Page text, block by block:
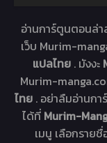
อ่านการ์ตูนตอนล่า
เว็บ Murim-
แปลไทย . มังงะ
Murim-
ไทย . อย่าลืมอ่านก
ได้ที่ Murim-
เมนู เลือกราย